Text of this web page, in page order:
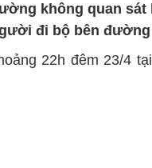
không quan sát
đi bộ bên
22h đêm 23/4